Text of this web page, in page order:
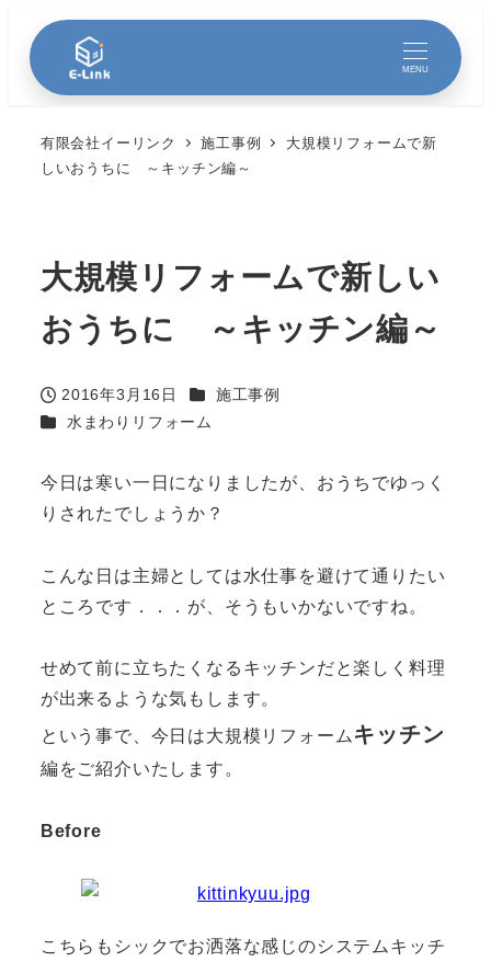
MENU
有限会社イーリンク 施工事例
大規模リフォームで新
しいおうちに ～キッチン編～
大規模リフォームで新しい
おうちに ～キッチン編～
投稿日
2016年3月16日 カテゴリー
施工事例
カテゴリー
水まわりリフォーム
今日は寒い一日になりましたが、おうちでゆっく
りされたでしょうか？
こんな日は主婦としては水仕事を避けて通りたい
ところです．．．が、そうもいかないですね。
せめて前に立ちたくなるキッチンだと楽しく料理
が出来るような気もします。
という事で、今日は大規模リフォーム キッチン
編をご紹介いたします。
Before
こちらもシックでお洒落な感じのシステムキッチ